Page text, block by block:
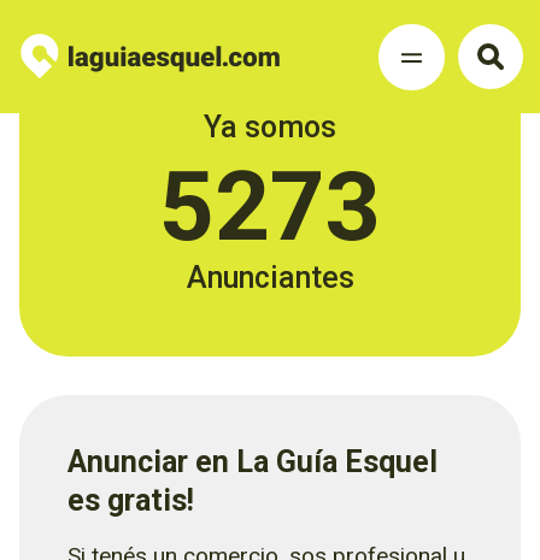
Ya somos
5273
Anunciantes
Anunciar en La Guía Esquel
es gratis!